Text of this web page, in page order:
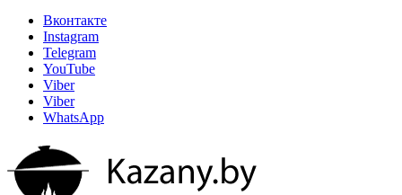
Вконтакте
Instagram
Telegram
YouTube
Viber
Viber
WhatsApp